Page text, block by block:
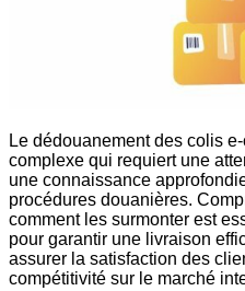
Le dédouanement des colis
complexe qui requiert une
une connaissance
procédures douanières.
comment les surmonter est
pour garantir une livraison
assurer la satisfaction des
compétitivité sur le marché